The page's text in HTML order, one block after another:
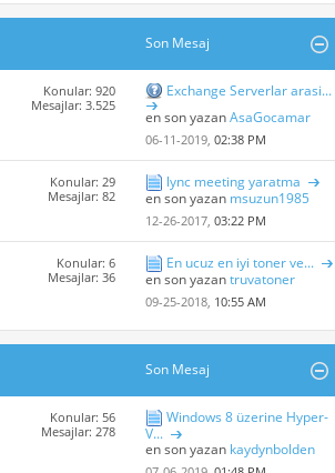
Son Mesaj
Konular: 920
Mesajlar: 3.525
Exchange Serverlar arasi...
en son yazanAsaGocamar
06-11-2019, 02:38 PM
Konular: 29
Mesajlar: 82
lync meeting yaratma
en son yazan msuzun1985
12-26-2017, 03:22 PM
Konular: 6
Mesajlar: 36
En ucuz en iyi toner ve...
en son yazantruvatoner
09-25-2018, 10:55 AM
Son Mesaj
Konular: 56
Mesajlar: 278
Windows 8 üzerine Hyper-
V...
en son yazan kaydynbolden